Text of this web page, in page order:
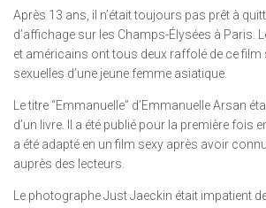
Après 13 ans, il n’était toujours pas prêt à
d’affichage sur les Champs-Élysées à Paris.
et américains ont tous deux raffolé de ce film
sexuelles d’une jeune femme asiatique.
Le titre “Emmanuelle” d’Emmanuelle Arsan
d’un livre. Il a été publié pour la première fois
a été adapté en un film sexy après avoir
auprès des lecteurs.
Le photographe Just Jaeckin était impatient